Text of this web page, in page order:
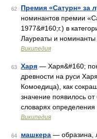
62 Премия «Сатурн» за
номинантов премии
1977&#160;г.) в
Лауреаты и
Википедия
63 Харя — Харя&#160;
древности на руси
Комоедица), как
значение появилось
словарях
Википедия
64 машкера — образина,